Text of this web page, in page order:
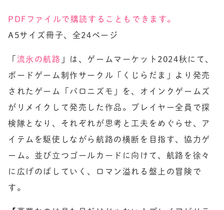
PDFファイルで購読することもできます。
A5サイズ冊子、全24ページ
流氷の航路 」は、ゲームマーケット2024秋にて、
ボードゲーム制作サークル「くじらだま」より発売
されたゲーム「バロニズモ」を、オインクゲームズ
がリメイクして発売した作品。プレイヤー全員で探
検隊となり、それぞれが思考と工夫をめぐらせ、ア
イテムを駆使しながら航路の横断を目指す、協力ゲ
ーム。並び立つゴールカードに向けて、航路を徐々
に広げのばしていく、ロマン溢れる盤上の冒険で